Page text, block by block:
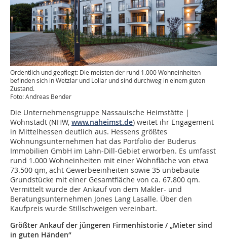
Ordentlich und gepflegt: Die meisten der rund 1.000 Wohneinheiten
befinden sich in Wetzlar und Lollar und sind durchweg in einem guten
Zustand.
Foto: Andreas Bender
Die Unternehmensgruppe Nassauische Heimstätte |
Wohnstadt (NHW, www.naheimst.de) weitet ihr Engagement
in Mittelhessen deutlich aus. Hessens größtes
Wohnungsunternehmen hat das Portfolio der Buderus
Immobilien GmbH im Lahn-Dill-Gebiet erworben. Es umfasst
rund 1.000 Wohneinheiten mit einer Wohnfläche von etwa
73.500 qm, acht Gewerbeeinheiten sowie 35 unbebaute
Grundstücke mit einer Gesamtfläche von ca. 67.800 qm.
Vermittelt wurde der Ankauf von dem Makler- und
Beratungsunternehmen Jones Lang Lasalle. Über den
Kaufpreis wurde Stillschweigen vereinbart.
Größter Ankauf der jüngeren Firmenhistorie / „Mieter sind
in guten Händen“